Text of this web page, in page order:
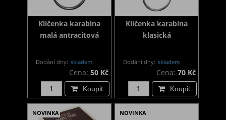
Klíčenka karabina
malá antracitová
Dodání dny: skladem
Cena: 50 Kč
Koupit
Klíčenka karabina
klasická
Dodání dny: skladem
Cena: 70 Kč
Koupit
NOVINKA NOVINKA